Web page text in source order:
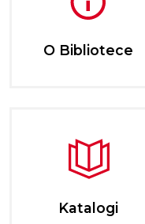
O Bibliotece
Katalogi